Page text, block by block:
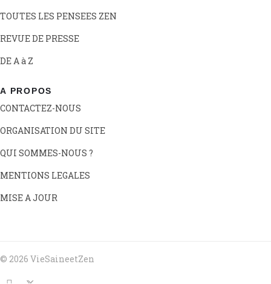
TOUTES LES PENSEES ZEN
REVUE DE PRESSE
DE A à Z
A PROPOS
CONTACTEZ-NOUS
ORGANISATION DU SITE
QUI SOMMES-NOUS ?
MENTIONS LEGALES
MISE A JOUR
© 2026 VieSaineetZen